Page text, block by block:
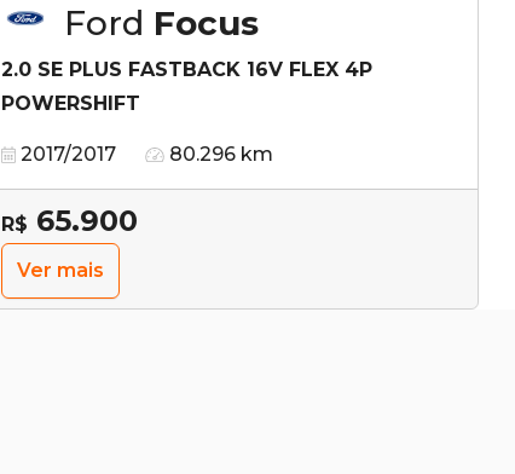
Ford Focus
2.0 SE PLUS FASTBACK 16V FLEX 4P
POWERSHIFT
2017/2017 80.296 km
R$ 65.900
Ver mais